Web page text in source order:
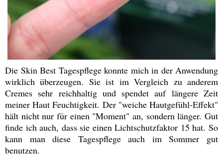
Die Skin Best Tagespflege konnte mich in der Anwendung
wirklich überzeugen. Sie ist im Vergleich zu anderem
Cremes sehr reichhaltig und spendet auf längere Zeit
meiner Haut Feuchtigkeit. Der "weiche Hautgefühl-Effekt"
hält nicht nur für einen "Moment" an, sondern länger. Gut
finde ich auch, dass sie einen Lichtschutzfaktor 15 hat. So
kann man diese Tagespflege auch im Sommer gut
benutzen.